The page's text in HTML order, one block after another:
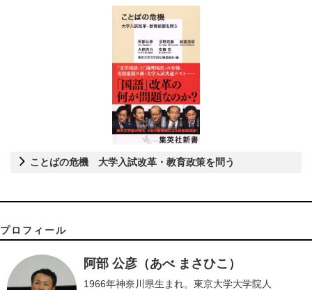
ことばの危機 大学入試改革・教育政策を問う
プロフィール
阿部 公彦（あべ まさひこ）
1966年神奈川県生まれ。東京大学大学院人